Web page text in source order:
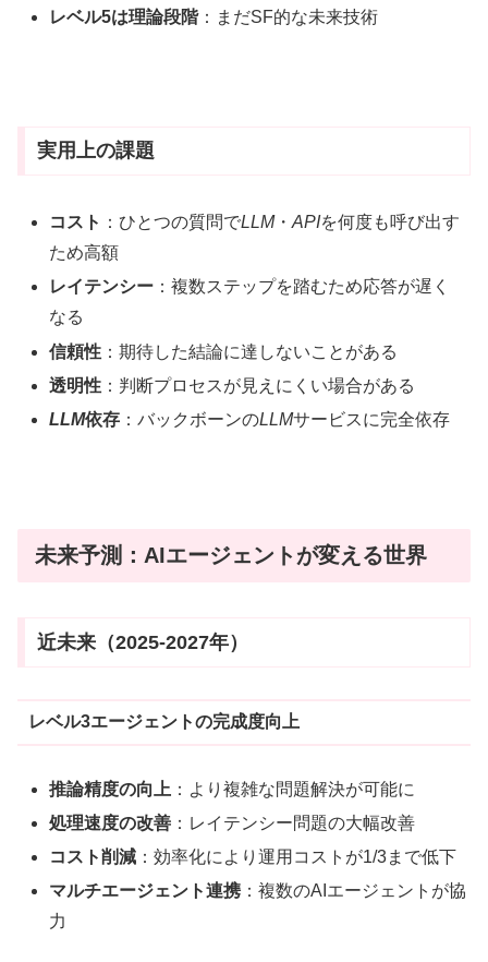
レベル5は理論段階：まだSF的な未来技術
実用上の課題
コスト ：ひとつの質問でLLM・APIを何度も呼び出す
ため高額
レイテンシー ：複数ステップを踏むため応答が遅く
なる
信頼性 ：期待した結論に達しないことがある
透明性 ：判断プロセスが見えにくい場合がある
LLM依存 ：バックボーンのLLMサービスに完全依存
未来予測：AIエージェントが変える世界
近未来（2025-2027年）
レベル3エージェントの完成度向上
推論精度の向上 ：より複雑な問題解決が可能に
処理速度の改善 ：レイテンシー問題の大幅改善
コスト削減 ：効率化により運用コストが1/3まで低下
マルチエージェント連携 ：複数のAIエージェントが協
力